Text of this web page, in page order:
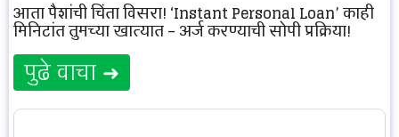
आता पैशांची चिंता विसरा! ‘Instant Personal Loan’ काही
मिनिटांत तुमच्या खात्यात – अर्ज करण्याची सोपी प्रक्रिया!
पुढे वाचा ➜